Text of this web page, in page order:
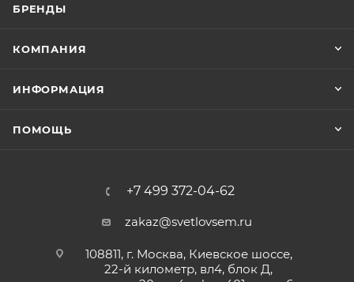
БРЕНДЫ
КОМПАНИЯ
ИНФОРМАЦИЯ
ПОМОЩЬ
+7 499 372-04-62
zakaz@svetlovsem.ru
108811, г. Москва, Киевское шоссе,
22-й километр, вл4, блок Д,